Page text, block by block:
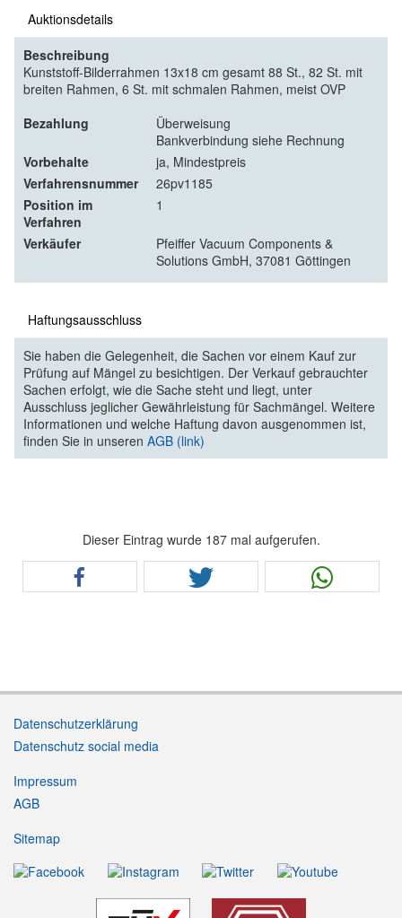
Auktionsdetails
Beschreibung
Kunststoff-Bilderrahmen 13x18 cm gesamt 88 St., 82 St. mit
breiten Rahmen, 6 St. mit schmalen Rahmen, meist OVP
Bezahlung
Überweisung
Bankverbindung siehe Rechnung
Vorbehalte
ja, Mindestpreis
Verfahrensnummer
26pv1185
Position im
Verfahren
1
Verkäufer
Pfeiffer Vacuum Components &
Solutions GmbH, 37081 Göttingen
Haftungsausschluss
Sie haben die Gelegenheit, die Sachen vor einem Kauf zur
Prüfung auf Mängel zu besichtigen. Der Verkauf gebrauchter
Sachen erfolgt, wie die Sache steht und liegt, unter
Ausschluss jeglicher Gewährleistung für Sachmängel. Weitere
Informationen und welche Haftung davon ausgenommen ist,
finden Sie in unseren AGB (link)
Dieser Eintrag wurde 187 mal aufgerufen.
Datenschutzerklärung
Datenschutz social media
Impressum
AGB
Sitemap